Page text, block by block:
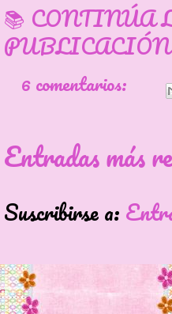
📚 CONTINÚA
6 comentarios:
Entradas más
Suscribirse a: